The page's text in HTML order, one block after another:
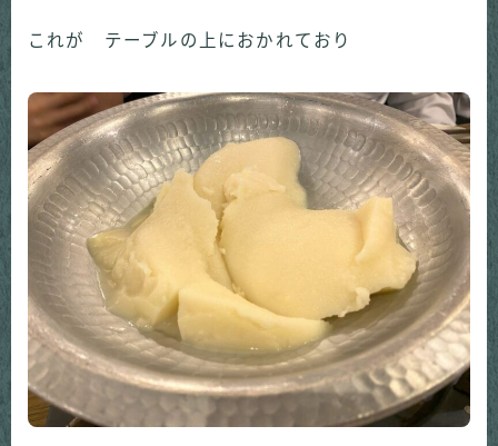
これが テーブルの上におかれており